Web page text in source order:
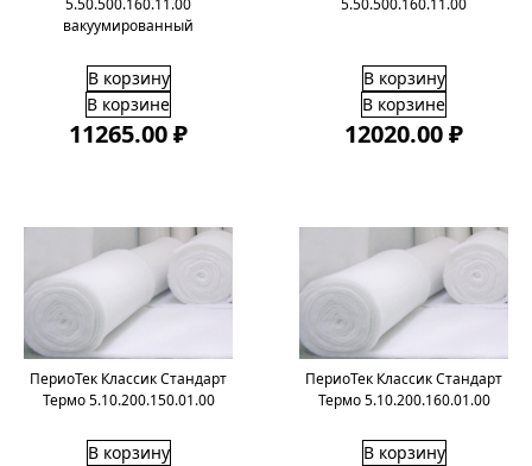
5.50.500.160.11.00
вакуумированный
В корзину
В корзине
11265.00 ₽
5.50.500.160.11.00
В корзину
В корзине
12020.00 ₽
ПериоТек Классик Стандарт
Термо 5.10.200.150.01.00
В корзину
ПериоТек Классик Стандарт
Термо 5.10.200.160.01.00
В корзину